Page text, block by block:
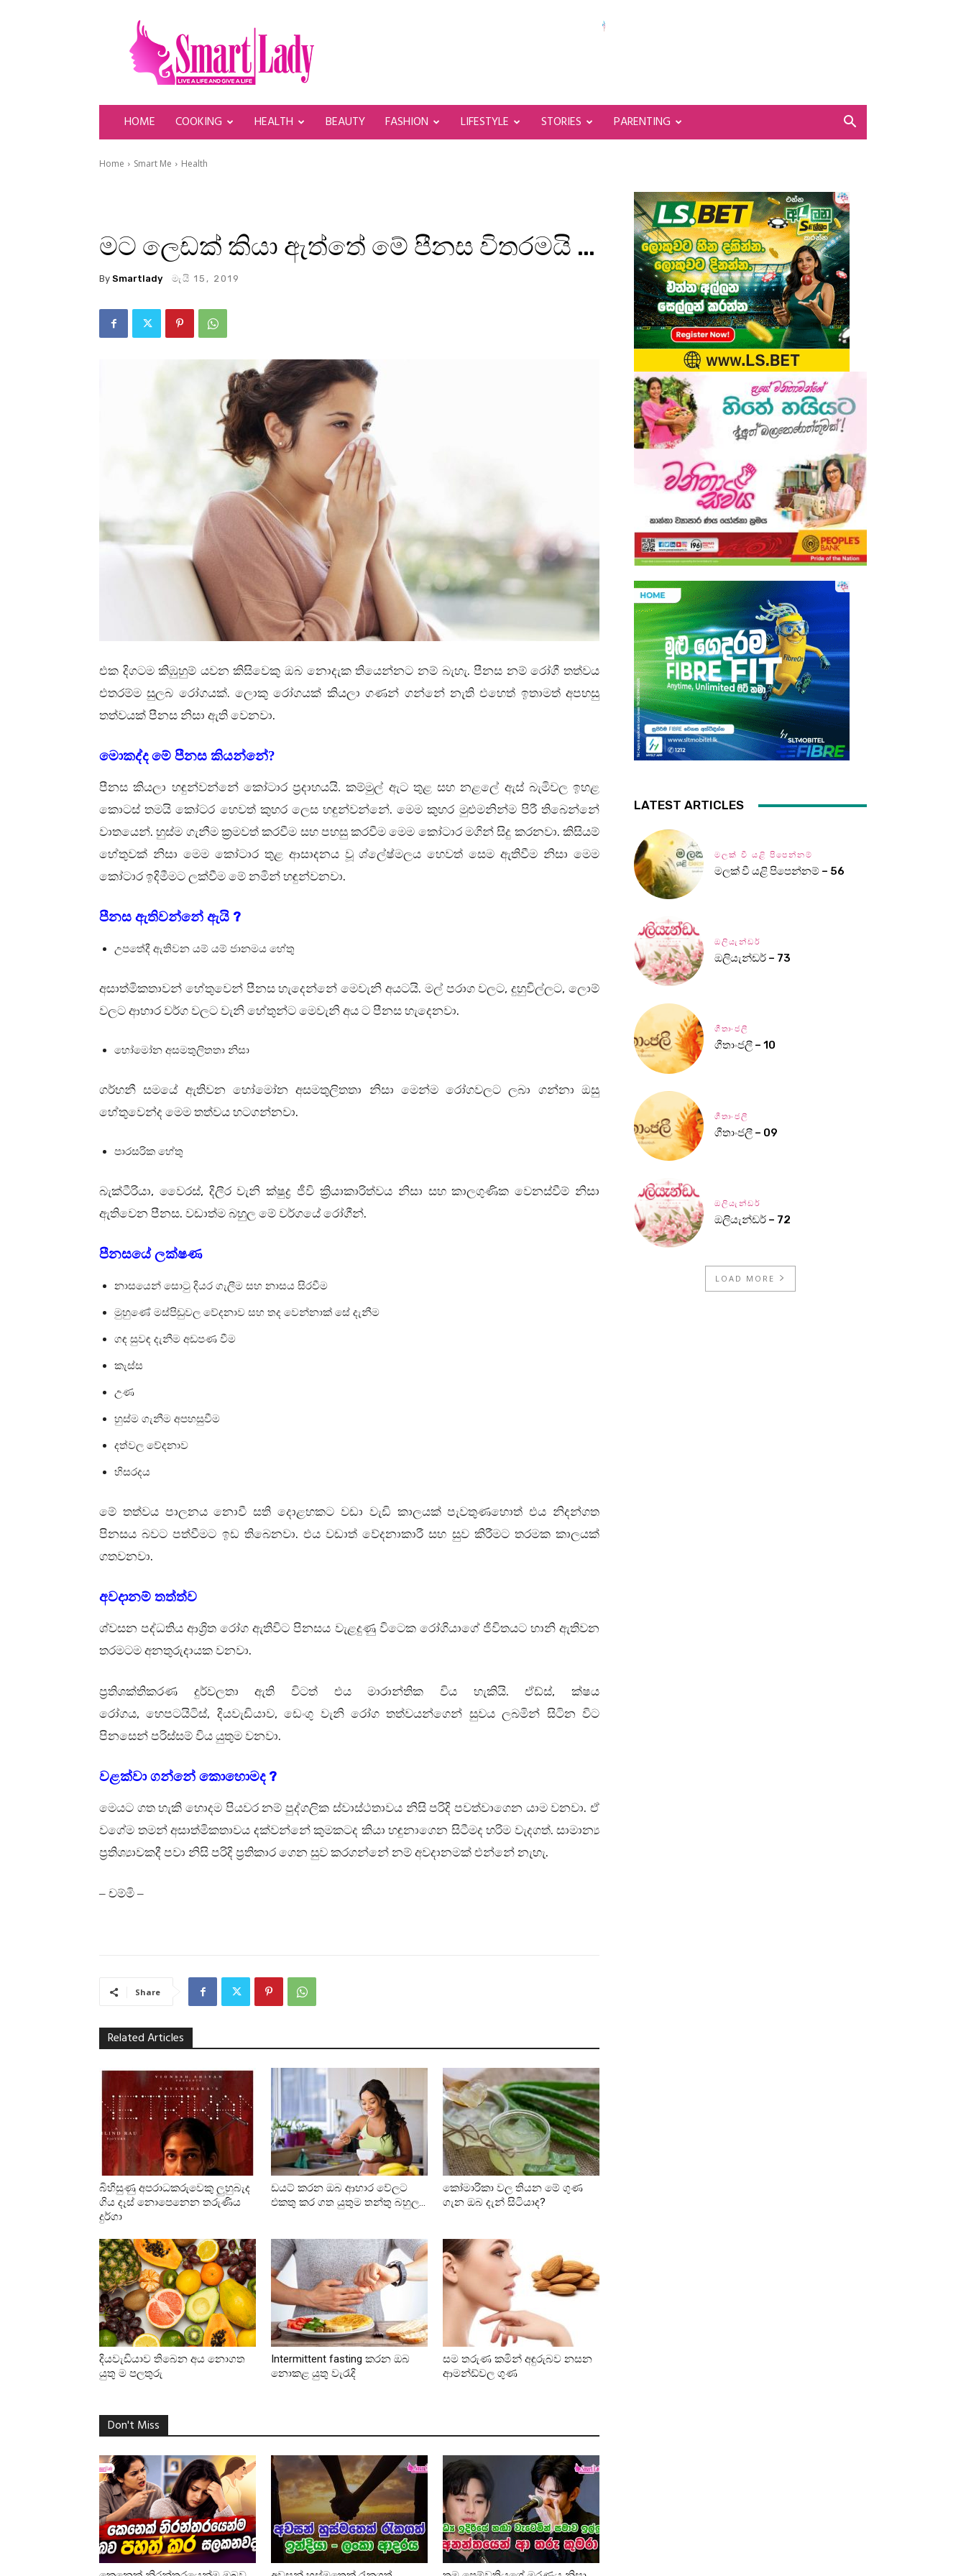
SmartLady
HOME COOKING HEALTH BEAUTY FASHION LIFESTYLE STORIES PARENTING
Home Smart Me Health
මට ලෙඩක් කියා ඇත්තේ මේ පීනස විතරමයි …
By Smartlady මැයි 15, 2019
එක දිගටම කිඹුහුම් යවන කිසිවෙකු ඔබ නොදැක තියෙන්නට නම් බැහැ.පීනස නම් රෝගී තත්වය
එතරම්ම සුලබ රෝගයක්.ලොකු රෝගයක් කියලා ගණන් ගන්නේ නැති එහෙත් ඉතාමත් අපහසු
තත්වයක් පීනස නිසා ඇති වෙනවා.
මොකද්ද මේ පීනස කියන්නේ?
පීනස කියලා හඳුන්වන්නේ කෝටාර ප්‍රදාහයයි.කම්මුල් ඇට තුළ සහ නළලේ ඇස් බැමිවල ඉහළ
කොටස් තමයි කෝටර හෙවත් කුහර ලෙස හඳුන්වන්නේ.මෙම කුහර මුළුමනින්ම පිරී තිබෙන්නේ
වාතයෙන්.හුස්ම ගැනීම ක්‍රමවත් කරවීම සහ පහසු කරවීම මෙම කෝටාර මගින් සිදු කරනවා.කිසියම්
හේතුවක් නිසා මෙම කෝටාර තුළ ආසාදනය වූ ශ්ලේෂ්මලය හෙවත් සෙම ඇතිවීම නිසා මෙම
කෝටාර ඉදිමීමට ලක්වීම මේ නමින් හඳුන්වනවා.
පීනස ඇතිවන්නේ ඇයි ?
උපතේදී ඇතිවන යම් යම් ජානමය හේතු
අසාත්මිකතාවන් හේතුවෙන් පීනස හැදෙන්නේ මෙවැනි අයටයි. මල් පරාග වලට,දුහුවිල්ලට,ලොම්
වලට ආහාර වර්ග වලට වැනි හේතුන්ට මෙවැනි අය ට පීනස හැදෙනවා.
හෝමෝන අසමතුලිතතා නිසා
ගර්භනී සමයේ ඇතිවන හෝමෝන අසමතුලිතතා නිසා මෙන්ම රෝගවලට ලබා ගන්නා ඔසු
හේතුවෙන්ද මෙම තත්වය හටගන්නවා.
පාරසරික හේතු
බැක්ටීරියා, වෛරස්, දිලීර වැනි ක්ෂුද්‍ර ජීවි ක්‍රියාකාරිත්වය නිසා සහ කාලගුණික වෙනස්වීම් නිසා
ඇතිවෙන පීනස. වඩාත්ම බහුල මේ වර්ගයේ රෝගීන්.
පීනසයේ ලක්ෂණ
නාසයෙන් සොටු දියර ගැලීම සහ නාසය සිරවීම
මුහුණේ මස්පිඩුවල වේදනාව සහ තද වෙන්නාක් සේ දැනීම
ගඳ සුවඳ දැනීම අඩපණ වීම
කැස්ස
උණ
හුස්ම ගැනීම අපහසුවීම
දත්වල වේදනාව
හිසරදය
මේ තත්වය පාලනය නොවී සති දොළහකට වඩා වැඩි කාලයක් පැවතුණහොත් එය නිදන්ගත
පිනසය බවට පත්වීමට ඉඩ තිබෙනවා. එය වඩාත් වේදනාකාරී සහ සුව කිරීමට තරමක කාලයක්
ගතවනවා.
අවදානම් තත්ත්ව
ශ්වසන පද්ධතිය ආශ්‍රිත රෝග ඇතිවිට පිනසය වැළදුණු විටෙක රෝගියාගේ ජිවිතයට හානි ඇතිවන
තරමටම අනතුරුදායක වනවා.
ප්‍රතිශක්තිකරණ දුර්වලතා ඇති විටත් එය මාරාන්තික විය හැකියි.ඒඩ්ස්,ක්ෂය
රෝගය,හෙපටයිටිස්, දියවැඩියාව,ඩෙංගු වැනි රෝග තත්වයන්ගෙන් සුවය ලබමින් සිටින විට
පිනසෙන් පරිස්සම් විය යුතුම වනවා.
වළක්වා ගන්නේ කොහොමද ?
මෙයට ගත හැකි හොදම පියවර නම් පුද්ගලික ස්වාස්ථතාවය නිසි පරිදි පවත්වාගෙන යාම වනවා.ඒ
වගේම තමන් අසාත්මිකතාවය දක්වන්නේ කුමකටද කියා හඳුනාගෙන සිටීමද හරිම වැදගත්. සාමාන්‍ය
ප්‍රතිශ්‍යාවකදී පවා නිසි පරිදි ප්‍රතිකාර ගෙන සුව කරගන්නේ නම් අවදානමක් එන්නේ නැහැ.
– චම්මි –
Share
Related Articles
බිහිසුණු අපරාධකරුවෙකු ලුහුබැද
ගිය දෑස් නොපෙනෙන තරුණිය
දුර්ගා
ඩයට් කරන ඔබ ආහාර වේලට
එකතු කර ගත යුතුම තන්තු බහුල...
කෝමාරිකා වල තියන මේ ගුණ
ගැන ඔබ දැන් සිටියාද?
දියවැඩියාව තිබෙන අය නොගත
යුතු ම පලතුරු
Intermittent fasting කරන ඔබ
නොකළ යුතු වැරැදි
සම තරුණ කමින් අඳුරුබව නසන
ආමන්ඩ්වල ගුණ
Don't Miss
LATEST ARTICLES
මලක් වී යළි පිපෙන්නම්
මලක් වී යළි පිපෙන්නම් – 56
ඔලියැන්ඩර්
ඔලියැන්ඩර් – 73
ගීතාංජලී
ගීතාංජලී – 10
ගීතාංජලී
ගීතාංජලී – 09
ඔලියැන්ඩර්
ඔලියැන්ඩර් – 72
LOAD MORE